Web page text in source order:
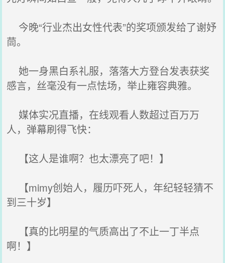
今晚“行业杰出女性代表”的奖项颁发给了谢妤
茼。
她一身黑白系礼服，落落大方登台发表获奖
感言，丝毫没有一点怯场，举止雍容典雅。
媒体实况直播，在线观看人数超过百万万
人，弹幕刷得飞快：
【这人是谁啊？也太漂亮了吧！】
【mimy创始人，履历吓死人，年纪轻轻猜不
到三十岁】
【真的比明星的气质高出了不止一丁半点
啊！】